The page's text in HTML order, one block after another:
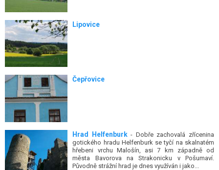
Lipovice
Čepřovice
Hrad Helfenburk- Dobře zachovalá zřícenina
gotického hradu Helfenburk se tyčí na skalnatém
hřebeni vrchu Malošín, asi 7 km západně od
města Bavorova na Strakonicku v Pošumaví.
Původně strážní hrad je dnes využíván i jako...